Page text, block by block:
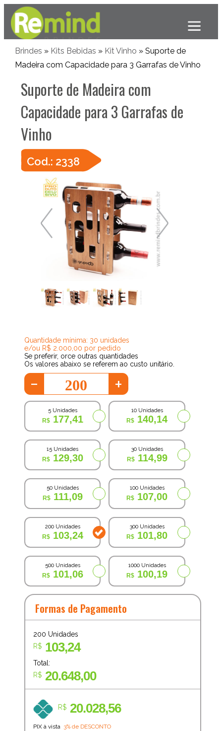
Brindes » Kits Bebidas » Kit Vinho » Suporte de
Madeira com Capacidade para 3 Garrafas de Vinho
Suporte de Madeira com
Capacidade para 3 Garrafas de
Vinho
Cod.: 2338
Quantidade mínima: 30 unidades
e/ou R$ 2.000,00 por pedido
Se preferir, orce outras quantidades
Os valores abaixo se referem ao custo unitário.
- +
5 Unidades
177,41
10 Unidades
140,14
15 Unidades
129,30
30 Unidades
114,99
50 Unidades
111,09
100 Unidades
107,00
200 Unidades
103,24
300 Unidades
101,80
500 Unidades
101,06
1000 Unidades
100,19
Formas de Pagamento
200 Unidades
R$ 103,24
Total:
R$ 20.648,00
R$ 20.028,56
PIX à vista 3% de DESCONTO